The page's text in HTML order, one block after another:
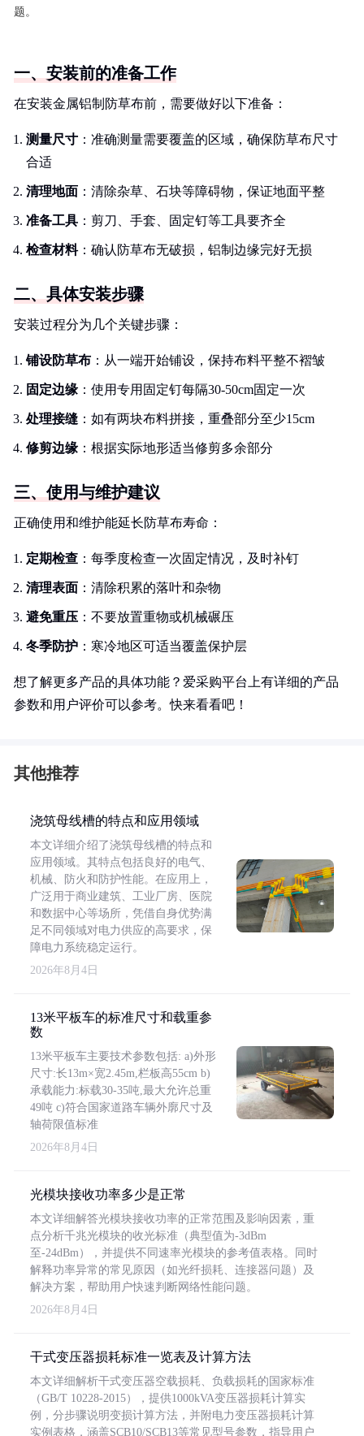
题。
一、安装前的准备工作
在安装金属铝制防草布前，需要做好以下准备：
测量尺寸 ：准确测量需要覆盖的区域，确保防草布尺寸
合适
清理地面 ：清除杂草、石块等障碍物，保证地面平整
准备工具 ：剪刀、手套、固定钉等工具要齐全
检查材料：确认防草布无破损，铝制边缘完好无损
二、具体安装步骤
安装过程分为几个关键步骤：
铺设防草布 ：从一端开始铺设，保持布料平整不褶皱
固定边缘 ：使用专用固定钉每隔30-50cm固定一次
处理接缝 ：如有两块布料拼接，重叠部分至少15cm
修剪边缘 ：根据实际地形适当修剪多余部分
三、使用与维护建议
正确使用和维护能延长防草布寿命：
定期检查 ：每季度检查一次固定情况，及时补钉
清理表面 ：清除积累的落叶和杂物
避免重压 ：不要放置重物或机械碾压
冬季防护 ：寒冷地区可适当覆盖保护层
想了解更多产品的具体功能？爱采购平台上有详细的产品
参数和用户评价可以参考。快来看看吧！
其他推荐
浇筑母线槽的特点和应用领域
本文详细介绍了浇筑母线槽的特点和
应用领域。其特点包括良好的电气、
机械、防火和防护性能。在应用上，
广泛用于商业建筑、工业厂房、医院
和数据中心等场所，凭借自身优势满
足不同领域对电力供应的高要求，保
障电力系统稳定运行。
2026年8月4日
13米平板车的标准尺寸和载重参
数
13米平板车主要技术参数包括: a)外形
尺寸:长13m×宽2.45m,栏板高55cm b)
承载能力:标载30-35吨,最大允许总重
49吨 c)符合国家道路车辆外廓尺寸及
轴荷限值标准
2026年8月4日
光模块接收功率多少是正常
本文详细解答光模块接收功率的正常范围及影响因素，重
点分析千兆光模块的收光标准（典型值为-3dBm
至-24dBm），并提供不同速率光模块的参考值表格。同时
解释功率异常的常见原因（如光纤损耗、连接器问题）及
解决方案，帮助用户快速判断网络性能问题。
2026年8月4日
干式变压器损耗标准一览表及计算方法
本文详细解析干式变压器空载损耗、负载损耗的国家标准
（GB/T 10228-2015），提供1000kVA变压器损耗计算实
例，分步骤说明变损计算方法，并附电力变压器损耗计算
实例表格，涵盖SCB10/SCB13等常见型号参数，指导用户